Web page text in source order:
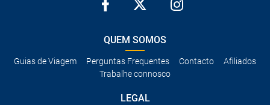
QUEM SOMOS
Guias de Viagem Perguntas Frequentes Contacto
Afiliados
Trabalhe connosco
LEGAL